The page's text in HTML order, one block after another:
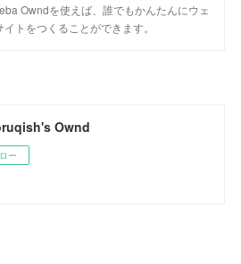
Owndを使えば、誰でもかんたんにウェ
イトをつくることができます。
Ownd
ー